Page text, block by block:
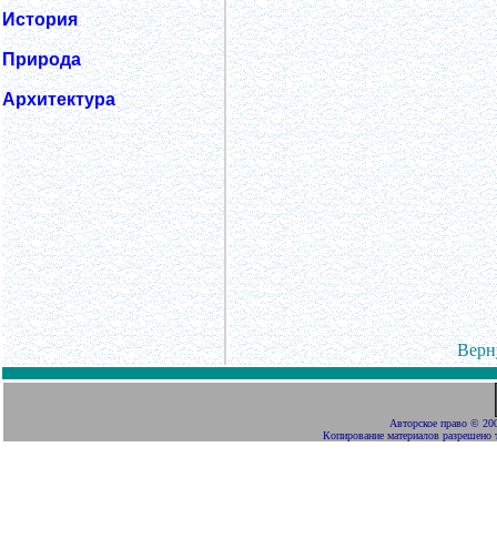
История
Природа
Архитектура
Авторское право ©
Копирование материалов